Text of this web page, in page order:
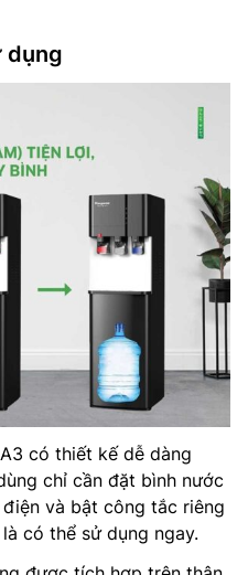
dụng
có thiết kế dễ dàng
chỉ cần đặt bình nước
và bật công tắc riêng
có thể sử dụng ngay.